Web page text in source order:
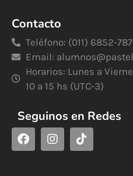
Contacto
Teléfono: (011) 6852-
Email:
Horarios: Lunes a
10 a 15 hs (UTC-3)
Seguinos en Redes